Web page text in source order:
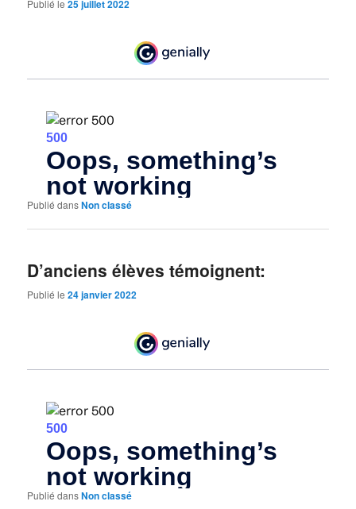
Publié le25 juillet 2022
Publié dansNon classé
D’anciens élèves témoignent:
Publié le24 janvier 2022
Publié dansNon classé